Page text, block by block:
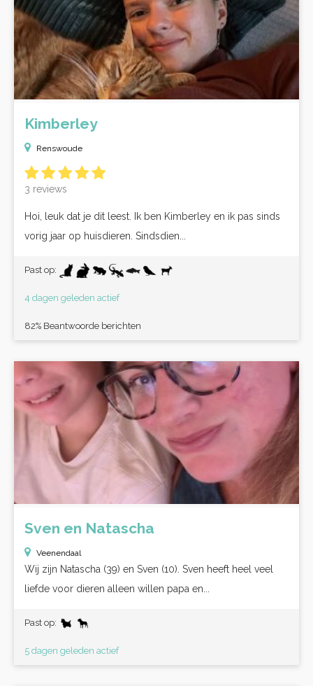
Kimberley
Renswoude
3 reviews
Hoi, leuk dat je dit leest. Ik ben Kimberley en ik pas sinds
vorig jaar op huisdieren. Sindsdien...
Past op:
4 dagen geleden actief
82% Beantwoorde berichten
Sven en Natascha
Veenendaal
Wij zijn Natascha (39) en Sven (10). Sven heeft heel veel
liefde voor dieren alleen willen papa en...
Past op:
5 dagen geleden actief